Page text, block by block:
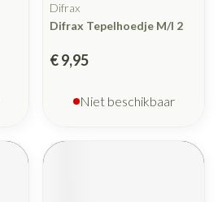
Difrax
Difrax Tepelhoedje M/l 2
€ 9,95
Niet beschikbaar